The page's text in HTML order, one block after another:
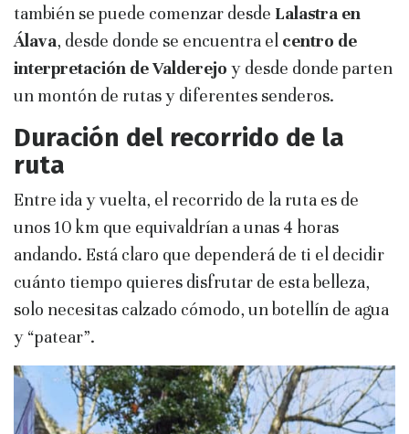
también se puede comenzar desde Lalastra en
Álava, desde donde se encuentra el centro de
interpretación de Valderejo y desde donde parten
un montón de rutas y diferentes senderos.
Duración del recorrido de la
ruta
Entre ida y vuelta, el recorrido de la ruta es de
unos 10 km que equivaldrían a unas 4 horas
andando. Está claro que dependerá de ti el decidir
cuánto tiempo quieres disfrutar de esta belleza,
solo necesitas calzado cómodo, un botellín de agua
y “patear”.